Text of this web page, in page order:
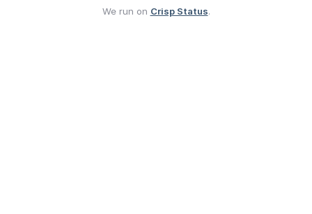
We run on Crisp Status.